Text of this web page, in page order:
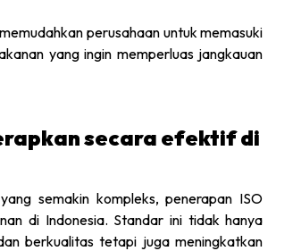
perusahaan untuk memasuki
yang ingin memperluas jangkauan
secara efektif di
semakin kompleks, penerapan ISO
di Indonesia. Standar ini tidak hanya
berkualitas tetapi juga meningkatkan